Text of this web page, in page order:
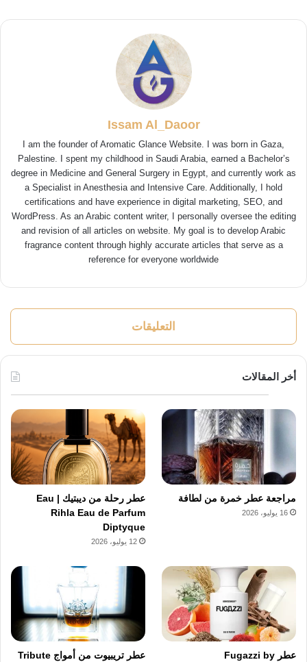
Issam Al_Daoor
I am the founder of Aromatic Glance Website. I was born in Gaza,
Palestine. I spent my childhood in Saudi Arabia, earned a Bachelor’s
degree in Medicine and General Surgery in Egypt, and currently work as
a Specialist in Anesthesia and Intensive Care. Additionally, I hold
certifications and have experience in digital marketing, SEO, and
WordPress. As an Arabic content writer, I personally oversee the editing
and revision of all articles on website. My goal is to develop Arabic
fragrance content through highly accurate articles that serve as a
reference for everyone worldwide
التعليقات
أخر المقالات
مراجعة عطر خمرة من لطافة
16 يوليو، 2026
عطر رحلة من ديبتيك | Eau
Rihla Eau de Parfum
Diptyque
12 يوليو، 2026
عطر Fugazzi by
عطر تريبيوت من أمواج Tribute